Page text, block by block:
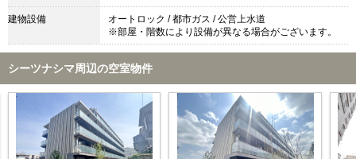
建物設備
オートロック / 都市ガス / 公営上水道
※部屋・階数により設備が異なる場合がございます。
シーツナシマ周辺の空室物件